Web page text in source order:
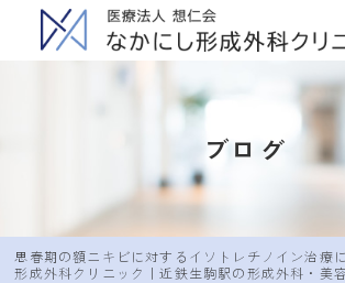
ブログ
思春期の額ニキビに対するイソトレチノイン治療
形成外科クリニック｜近鉄生駒駅の形成外科・美